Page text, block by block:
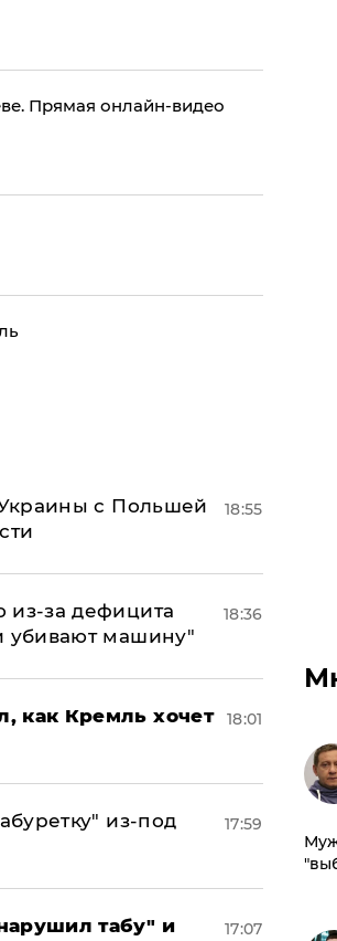
Прямая онлайн-видео
Украины с Польшей
18:55
из-за дефицита
убивают машину"
18:36
как Кремль хочет
18:01
из-под
17:59
табу" и
17:07